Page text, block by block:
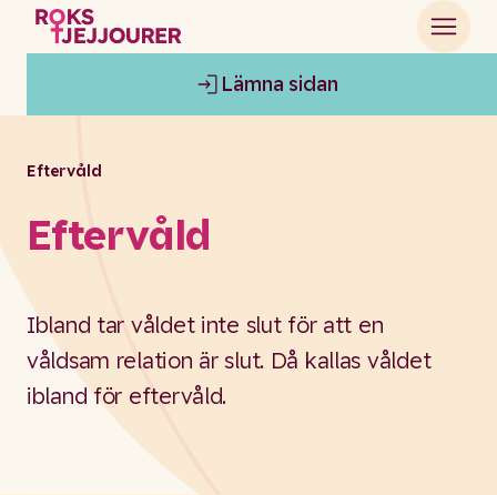
Lämna sidan
Eftervåld
Eftervåld
Ibland tar våldet inte slut för att en
våldsam relation är slut. Då kallas våldet
ibland för eftervåld.